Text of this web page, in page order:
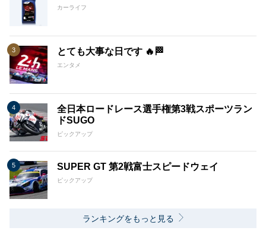
カーライフ
とても大事な日です 🔥🏁
エンタメ
全日本ロードレース選手権第3戦スポーツラン
ドSUGO
ピックアップ
SUPER GT 第2戦富士スピードウェイ
ピックアップ
ランキングをもっと見る